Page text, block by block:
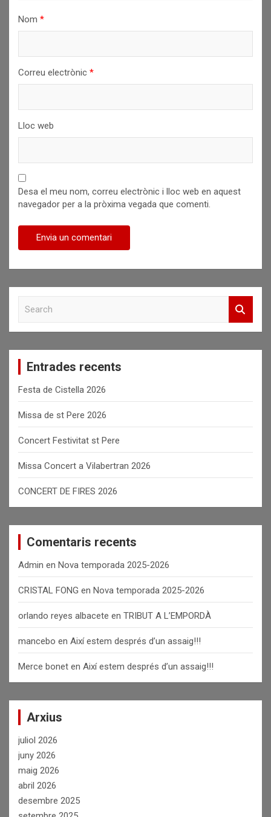
Nom *
Correu electrònic *
Lloc web
Desa el meu nom, correu electrònic i lloc web en aquest
navegador per a la pròxima vegada que comenti.
c
Entrades recents
Festa de Cistella 2026
Missa de st Pere 2026
Concert Festivitat st Pere
Missa Concert a Vilabertran 2026
CONCERT DE FIRES 2026
Comentaris recents
Admin en Nova temporada 2025-2026
CRISTAL FONG en Nova temporada 2025-2026
orlando reyes albacete en TRIBUT A L’EMPORDÀ
mancebo en Així estem després d’un assaig!!!
Merce bonet en Així estem després d’un assaig!!!
Arxius
juliol 2026
juny 2026
maig 2026
abril 2026
desembre 2025